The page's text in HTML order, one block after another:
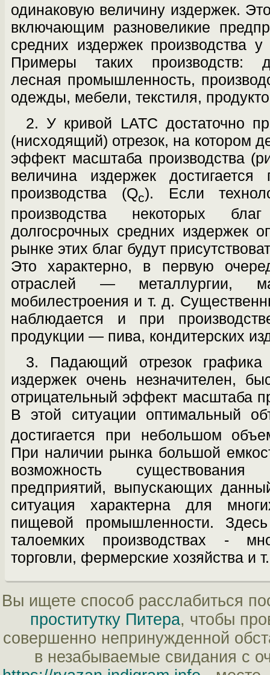
одинаковую величину издержек.
включающим разновеликие
средних издержек производства
Примеры таких производств:
лесная промышленность,
одежды, мебели, текстиля,
2. У кривой LATC достаточно
(нисходящий) отрезок, на котором
эффект масштаба производства
вели­чина издержек
производства (Qc). Если
производства некото­рых
долгосрочных средних издержек
рынке этих благ будут
Это характерно, в первую
отраслей — металлургии,
мобилестроения и т. д.
на­блюдается и при
продук­ции — пива, кондитерских
3. Падающий отрезок графика
издер­жек очень незначителен,
отрицатель­ный эффект масштаба
В этой ситуа­ции оптимальный
достигается при не­большом
При наличии рынка большой
возможность
предприятий, выпускающих
ситуация характерна для
пищевой промышленности.
талоемких производствах -
торговли, фермерские хозяйства и
Вы ищете способ расслабиться
проститутку Питера, чтобы
совершенно непринужденной
в незабываемые свидания с